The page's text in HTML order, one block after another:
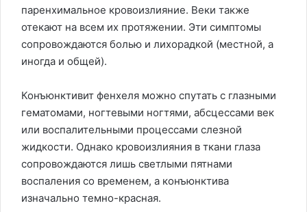
паренхимальное кровоизлияние. Веки также
отекают на всем их протяжении. Эти симптомы
сопровождаются болью и лихорадкой (местной, а
иногда и общей).
Конъюнктивит фенхеля можно спутать с глазными
гематомами, ногтевыми ногтями, абсцессами век
или воспалительными процессами слезной
жидкости. Однако кровоизлияния в ткани глаза
сопровождаются лишь светлыми пятнами
воспаления со временем, а конъюнктива
изначально темно-красная.